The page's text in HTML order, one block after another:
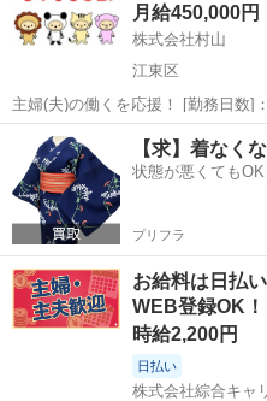
月給450,000円
株式会社村山
江東区
主婦(夫)の働くを応援！ [勤務日数]： 週5日~
09:00~22:00/09:00~19:00/
ます [勤務地・最寄駅]： 東京都
東京 その他
【求】着なく
状態が悪くても
プリフラ
お給料は日払
WEB登録OK
時給2,200円
日払い
株式会社綜合キャ